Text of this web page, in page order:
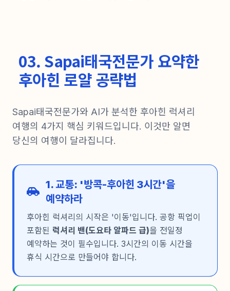
03. Sapai태국전문가 요약한
후아힌 로얄 공략법
Sapai태국전문가와 AI가 분석한 후아힌 럭셔리
여행의 4가지 핵심 키워드입니다. 이것만 알면
당신의 여행이 달라집니다.
1. 교통: '방콕-후아힌 3시간'을
예약하라
후아힌 럭셔리의 시작은 '이동'입니다. 공항 픽업이
포함된 럭셔리 밴(도요타 알파드 급)을 전일정
예약하는 것이 필수입니다. 3시간의 이동 시간을
휴식 시간으로 만들어야 합니다.